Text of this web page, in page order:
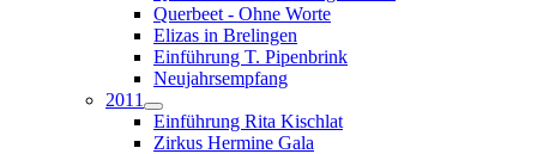
Querbeet - Ohne Worte
Elizas in Brelingen
Einführung T. Pipenbrink
Neujahrsempfang
2011
Einführung Rita Kischlat
Zirkus Hermine Gala